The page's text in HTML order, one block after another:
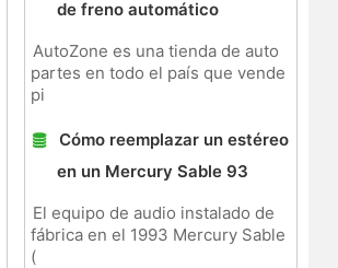
de freno automático
AutoZone es una tienda de auto
partes en todo el país que vende
pi
Cómo reemplazar un estéreo
en un Mercury Sable 93
El equipo de audio instalado de
fábrica en el 1993 Mercury Sable
(